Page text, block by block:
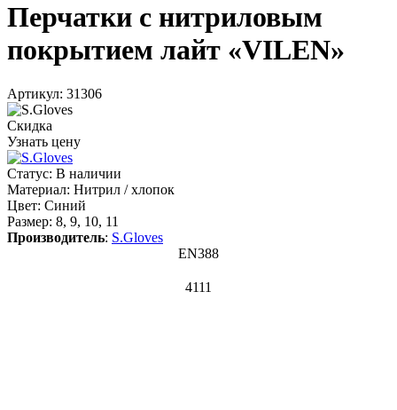
Перчатки с нитриловым
покрытием лайт «VILEN»
Артикул: 31306
Скидка
Узнать цену
Статус: В наличии
Материал: Нитрил / хлопок
Цвет: Синий
Размер: 8, 9, 10, 11
Производитель: S.Gloves
EN388
4111